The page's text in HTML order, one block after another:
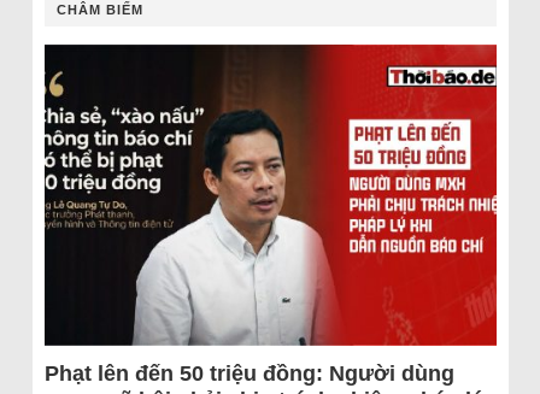
CHÂM BIẾM
Phạt lên đến 50 triệu đồng: Người dùng